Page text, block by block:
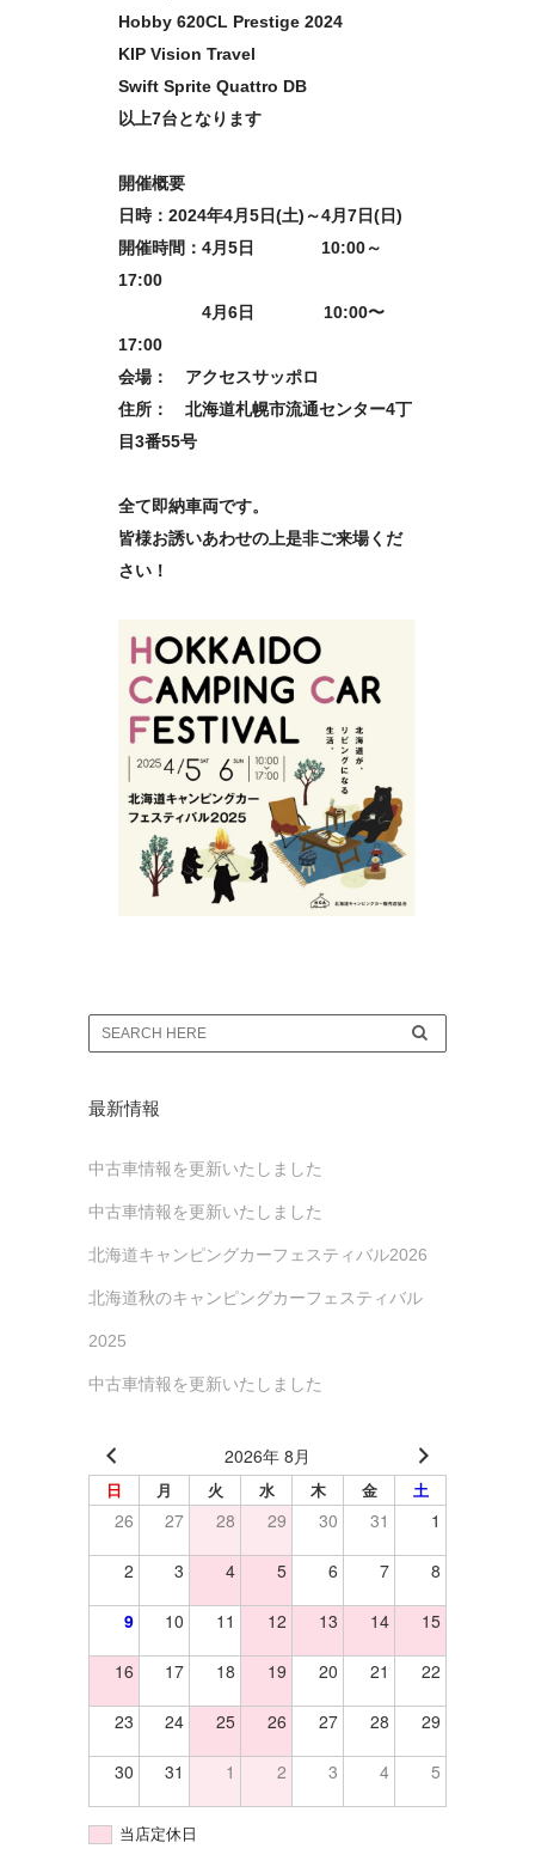
Hobby 620CL Prestige 2024
KIP Vision Travel
Swift Sprite Quattro DB
以上7台となります
開催概要
日時：2024年4月5日(土)～4月7日(日)
開催時間：4月5日 10:00～
17:00
4月6日 10:00〜
17:00
会場： アクセスサッポロ
住所： 北海道札幌市流通センター4丁
目3番55号
全て即納車両です。
皆様お誘いあわせの上是非ご来場くだ
さい！
最新情報
中古車情報を更新いたしました
中古車情報を更新いたしました
北海道キャンピングカーフェスティバル2026
北海道秋のキャンピングカーフェスティバル
2025
中古車情報を更新いたしました
2026年 8月
日 月 火 水 木 金 土
26 27 28 29 30 31 1
2 3 4 5 6 7 8
9 10 11 12 13 14 15
16 17 18 19 20 21 22
23 24 25 26 27 28 29
30 31 1 2 3 4 5
当店定休日